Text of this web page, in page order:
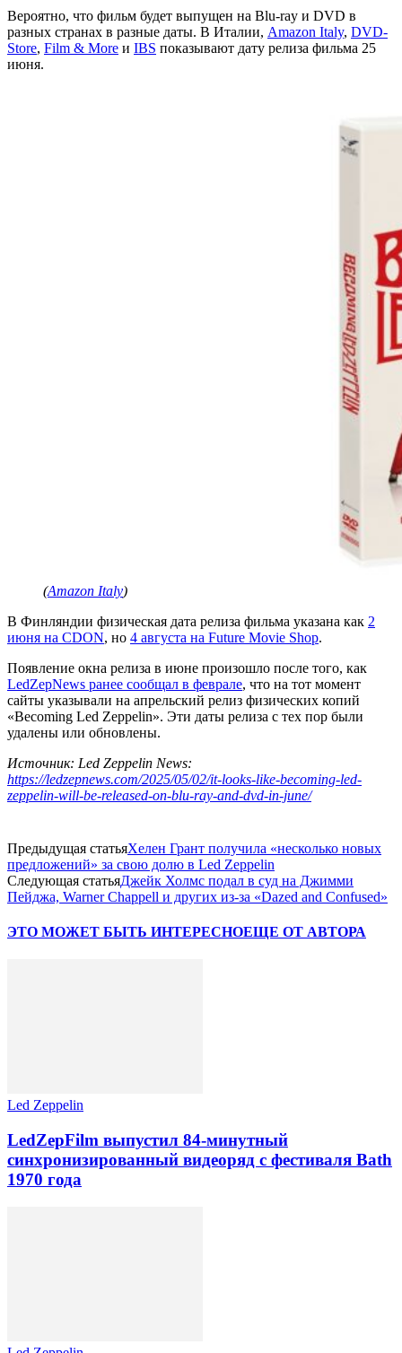
Вероятно, что фильм будет выпущен на Blu-ray и DVD в
разных странах в разные даты. В Италии, Amazon Italy, DVD-
Store, Film & More и IBS показывают дату релиза фильма 25
июня.
(Amazon Italy)
В Финляндии физическая дата релиза фильма указана как 2
июня на CDON, но 4 августа на Future Movie Shop.
Появление окна релиза в июне произошло после того, как
LedZepNews ранее сообщал в феврале, что на тот момент
сайты указывали на апрельский релиз физических копий
«Becoming Led Zeppelin». Эти даты релиза с тех пор были
удалены или обновлены.
Источник: Led Zeppelin News:
https://ledzepnews.com/2025/05/02/it-looks-like-becoming-led-
zeppelin-will-be-released-on-blu-ray-and-dvd-in-june/
Предыдущая статьяХелен Грант получила «несколько новых
предложений» за свою долю в Led Zeppelin
Следующая статьяДжейк Холмс подал в суд на Джимми
Пейджа, Warner Chappell и других из-за «Dazed and Confused»
ЭТО МОЖЕТ БЫТЬ ИНТЕРЕСНОЕЩЕ ОТ АВТОРА
Led Zeppelin
LedZepFilm выпустил 84-минутный
синхронизированный видеоряд с фестиваля Bath
1970 года